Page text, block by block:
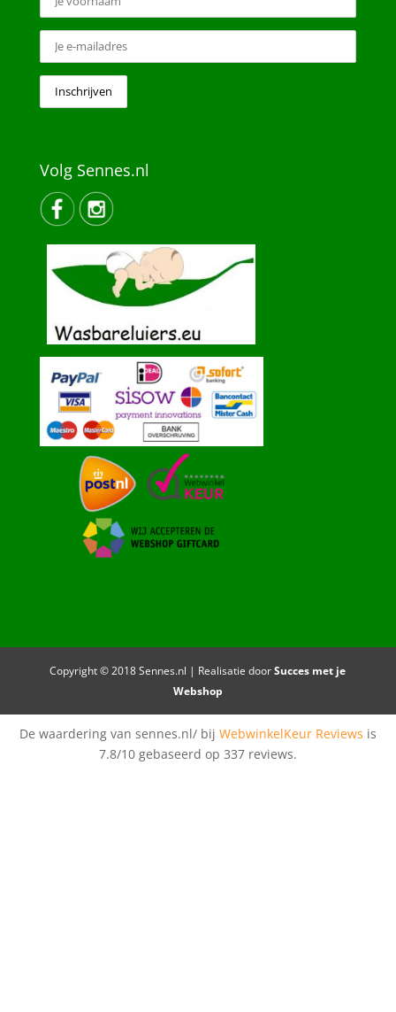
Volg Sennes.nl
Copyright © 2018 Sennes.nl | Realisatie doorSucces met je
Webshop
De waardering van sennes.nl/ bij WebwinkelKeur Reviews is
7.8/10 gebaseerd op 337 reviews.